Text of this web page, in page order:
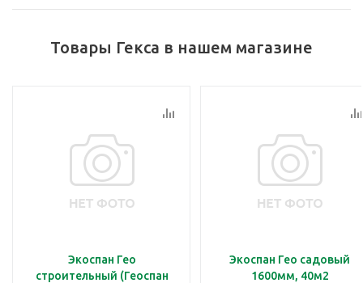
Товары Гекса в нашем магазине
Экоспан Гео
строительный (Геоспан
Экоспан Гео садовый
1600мм, 40м2